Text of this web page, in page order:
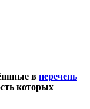
в перечень
которых